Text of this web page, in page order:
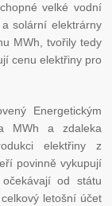
velké vodní
solární elektrárny
MWh, tvořily tedy
cenu elektřiny pro
Energetickým
MWh a zdaleka
elektřiny z
povinně vykupují
od státu
letošní účet